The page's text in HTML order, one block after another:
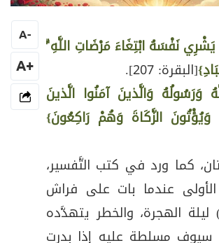
نَفْسَهُ ابْتِغَاءَ مَرْضَاتِ اللَّهِ
[البقرة: 207].
وَرَسُولُهُ وَالَّذينَ آمَنُوا الَّذينَ
وَيُؤْتُونَ الزَّكَاةَ وَهُمْ رَاكِعُونَ}
كما ورد في كتب التَّفسير،
عندما بات على فراش
الهجرة، والخطر يتهدَّده
مسلطة عليه إذا بدرت
-
A
+A